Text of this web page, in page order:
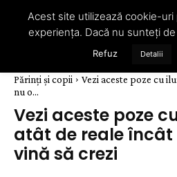
Părinți și copii
Vezi aceste poze cu
nu o...
Vezi aceste poze
atât de reale încât
vină să crezi
Acest site utilizează cookie-
experiența. Dacă nu sunteți
Refuz Detalii